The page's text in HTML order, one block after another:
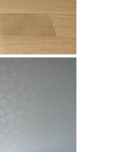
d'Alice
LES